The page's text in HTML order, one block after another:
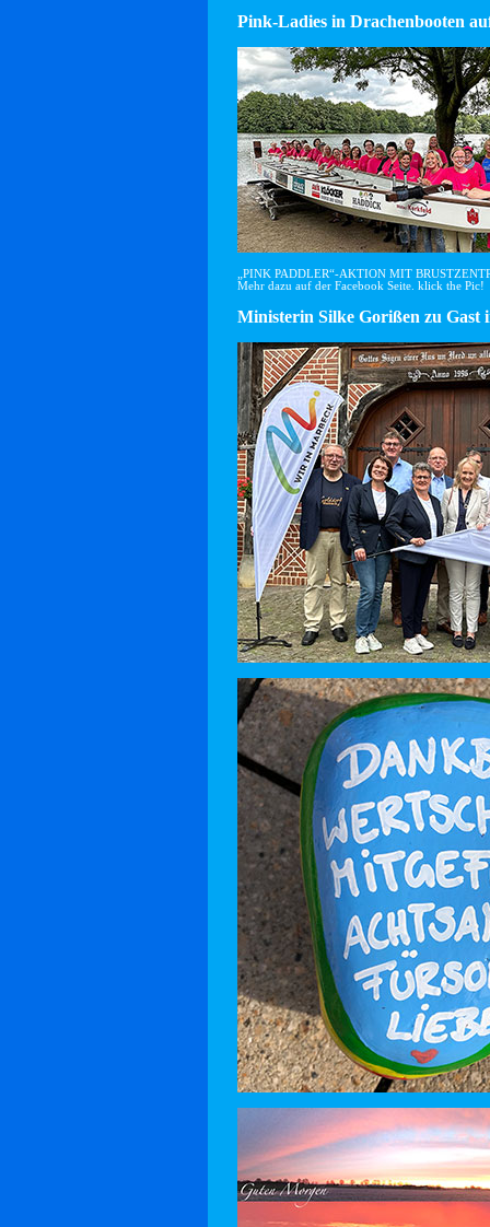
Pink-Ladies in Drachenbooten
„PINK PADDLER“-AKTION MIT
Mehr dazu auf der Facebook Seite. klick the Pic!
Ministerin Silke Gorißen zu Gast